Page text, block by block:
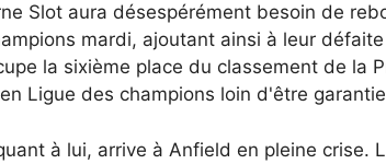
Slot aura désespérément besoin de
mardi, ajoutant ainsi à leur
la sixième place du classement de la
Ligue des champions loin d'être
à lui, arrive à Anfield en pleine crise.